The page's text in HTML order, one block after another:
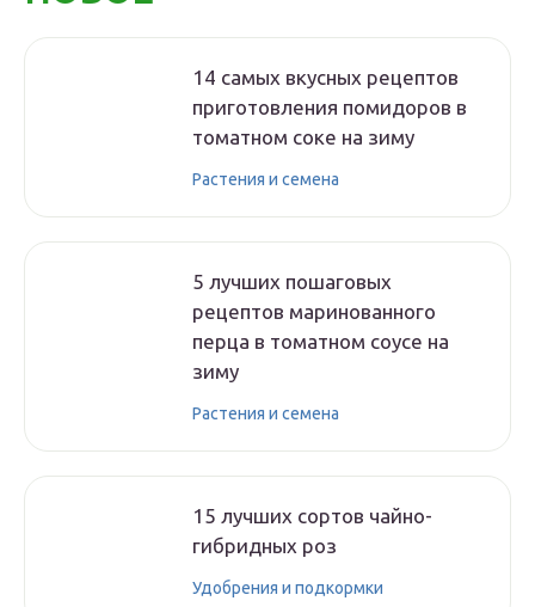
14 самых вкусных рецептов
приготовления помидоров в
томатном соке на зиму
Растения и семена
5 лучших пошаговых
рецептов маринованного
перца в томатном соусе на
зиму
Растения и семена
15 лучших сортов чайно-
гибридных роз
Удобрения и подкормки